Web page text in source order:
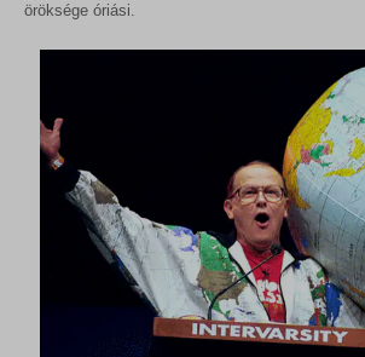
öröksége óriási.